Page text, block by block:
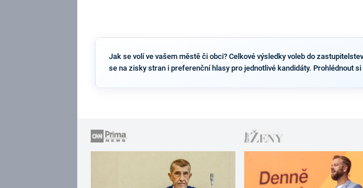
Jak se volí ve vašem městě či obci? Celkové výsledky voleb do
se na zisky stran i preferenční hlasy pro jednotlivé kandidáty. Prohlédnout